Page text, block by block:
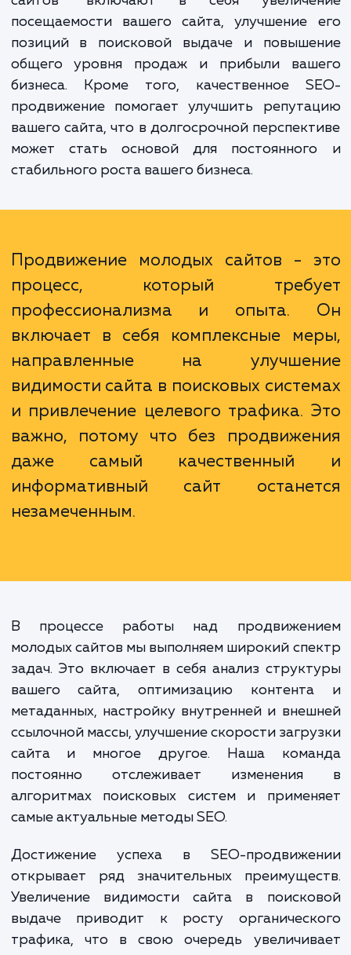
поисковых системах и привлечь
целевого трафика.
Преимущества услуги "Продвижение
сайтов" включают в себя
посещаемости вашего сайта, улучшение
позиций в поисковой выдаче и
общего уровня продаж и прибыли
может стать основой для
стабильного роста вашего бизнеса.
Продвижение молодых сайтов -
процесс, который
профессионализма и опыта.
включает в себя комплексные
направленные на
даже самый
информативный сайт
незамеченным.
В процессе работы над
молодых сайтов мы выполняем широкий
задач. Это включает в себя анализ
вашего сайта, оптимизацию
метаданных, настройку внутренней и
ссылочной массы, улучшение скорости
сайта и многое другое. Наша